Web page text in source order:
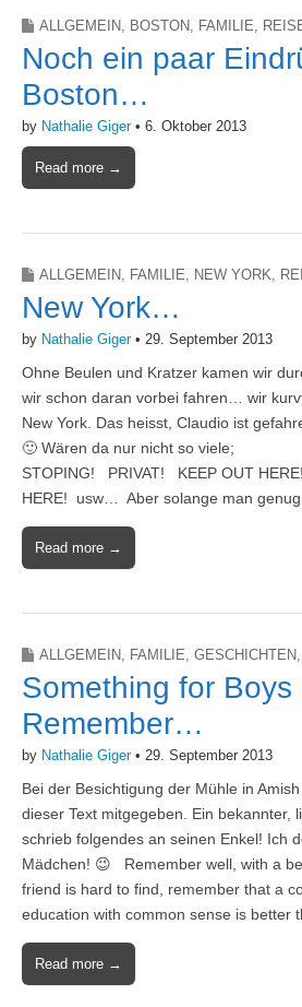
ALLGEMEIN BOSTON FAMILIE
Noch ein paar
Boston…
by Nathalie Giger• 6. Oktober 2013
Read more →
ALLGEMEIN, FAMILIE, NEW YORK,
New York…
by Nathalie Giger• 29. September 2013
Ohne Beulen und Kratzer kamen wir
wir schon daran vorbei fahren… wir
New York. Das heisst, Claudio ist
🙂 Wären da nur nicht so viele;
STOPING! PRIVAT! KEEP OUT
HERE! usw… Aber solange man genug
Read more →
ALLGEMEIN, FAMILIE, GESCHICHTEN,
Something for Boys
Remember…
by Nathalie Giger• 29. September 2013
Bei der Besichtigung der Mühle in
dieser Text mitgegeben. Ein bekannter,
schrieb folgendes an seinen Enkel! Ich
Mädchen! 😉 Remember well, with a
friend is hard to find, remember that a
education with common sense is better
Read more →